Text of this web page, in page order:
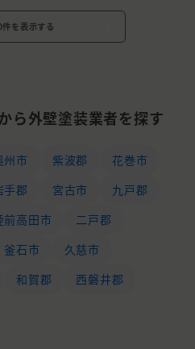
を表示する
ら外壁塗装業者を探す
州市 紫波郡
花巻市
手郡 宮古市
九戸郡
前高田市
二戸郡
釜石市
久慈市
和賀郡
西磐井郡